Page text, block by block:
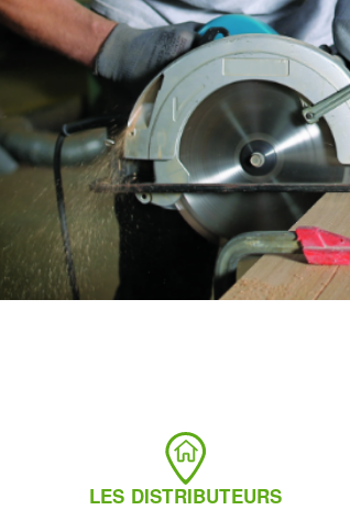
Fraises scies
Rubans
Fraise HSS
Forets métaux
LES DISTRIBUTEURS